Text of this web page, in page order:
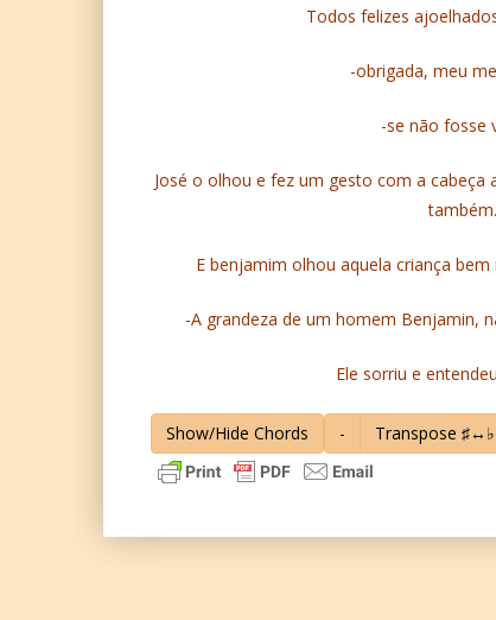
Todos felizes
-obrigada, meu
-se não fosse
José o olhou e fez um gesto com a
E benjamim olhou aquela criança
-A grandeza de um homem Benjamin,
Ele sorriu e
Show/Hide Chords - Transpose ♯↔♭